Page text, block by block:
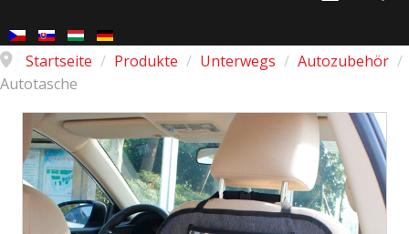
Startseite / Produkte / Unterwegs / Autozubehör /
Autotasche